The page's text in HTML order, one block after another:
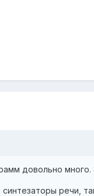
довольно
речи,